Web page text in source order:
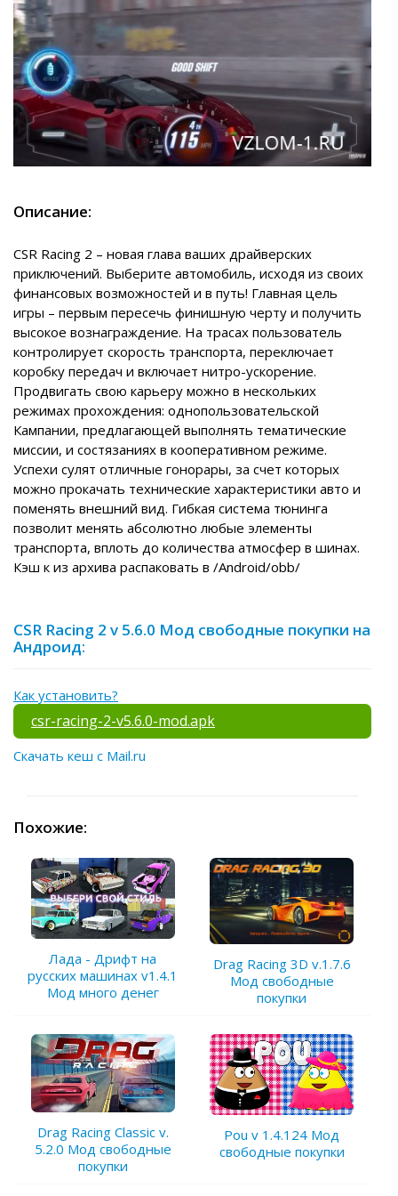
Описание:
CSR Racing 2 – новая глава ваших драйверских
приключений. Выберите автомобиль, исходя из своих
финансовых возможностей и в путь! Главная цель
игры – первым пересечь финишную черту и получить
высокое вознаграждение. На трасах пользователь
контролирует скорость транспорта, переключает
коробку передач и включает нитро-ускорение.
Продвигать свою карьеру можно в нескольких
режимах прохождения: однопользовательской
Кампании, предлагающей выполнять тематические
миссии, и состязаниях в кооперативном режиме.
Успехи сулят отличные гонорары, за счет которых
можно прокачать технические характеристики авто и
поменять внешний вид. Гибкая система тюнинга
позволит менять абсолютно любые элементы
транспорта, вплоть до количества атмосфер в шинах.
Кэш к из архива распаковать в /Android/obb/
CSR Racing 2 v 5.6.0 Мод свободные покупки на
Андроид:
Как установить?
csr-racing-2-v5.6.0-mod.apk
Скачать кеш с Mail.ru
Похожие:
Лада - Дрифт на
русских машинах v1.4.1
Мод много денег
Drag Racing 3D v.1.7.6
Мод свободные
покупки
Drag Racing Classic v.
5.2.0 Мод свободные
покупки
Pou v 1.4.124 Мод
свободные покупки